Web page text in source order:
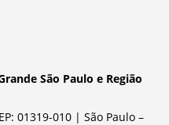
São Paulo e Região
01319-010 | São Paulo –